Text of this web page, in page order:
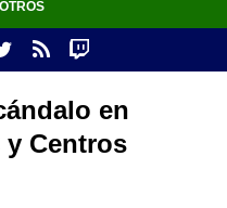
en
y Centros